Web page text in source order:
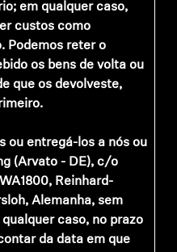
em qualquer caso,
custos como
Podemos reter o
os bens de volta ou
que os devolveste,
ou entregá-los a nós ou
(Arvato - DE), c/o
Reinhard-
Alemanha, sem
caso, no prazo
da data em que